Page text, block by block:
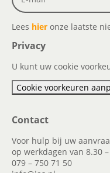
Lees hier onze laatste
Privacy
U kunt uw cookie
Cookie voorkeuren
Contact
Voor hulp bij uw
op werkdagen van 8.30
079 – 750 71 50